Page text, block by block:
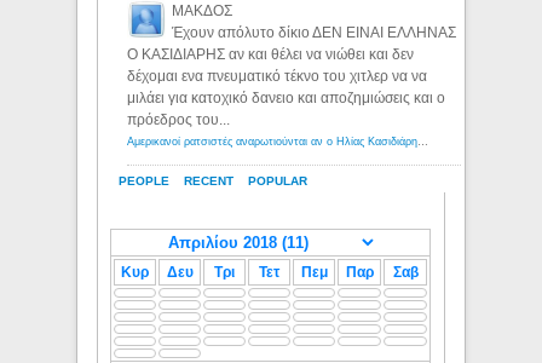
PEOPLE RECENT POPULAR
ΜΑΚΔΟΣ
Έχουν απόλυτο δίκιο ΔΕΝ ΕΙΝΑΙ ΕΛΛΗΝΑΣ
Ο ΚΑΣΙΔΙΑΡΗΣ αν και θέλει να νιώθει και δεν
δέχομαι ενα πνευματικό τέκνο του χιτλερ να να
μιλάει για κατοχικό δανειο και αποζημιώσεις και ο
πρόεδρος του...
Κυρ Δευ Τρι Τετ Πεμ Παρ Σαβ